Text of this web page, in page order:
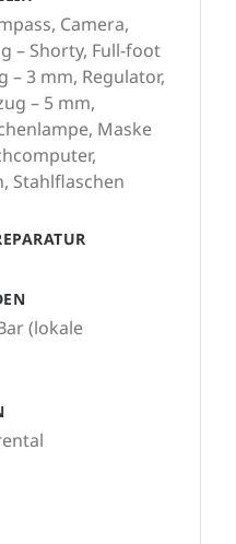
Camera,
– Shorty, Full-foot
– 3 mm, Regulator,
– 5 mm,
Maske
Stahlflaschen
(lokale